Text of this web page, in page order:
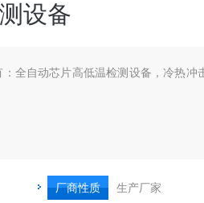
设备
全自动芯片高低温检测设备，冷热冲
厂商性质 生产厂家